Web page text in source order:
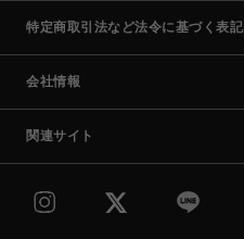
特定商取引法など法令に基づく表記
会社情報
関連サイト